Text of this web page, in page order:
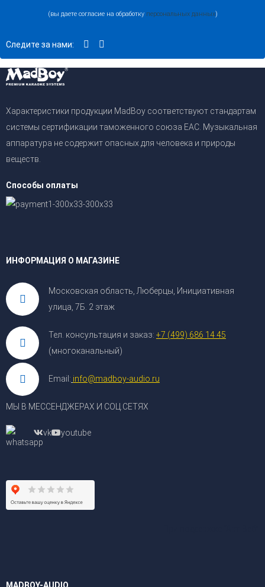
(вы даете согласие на обработку персональных данных)
Следите за нами:
Характеристики продукции MadBoy соответствуют стандартам
системы сертификации таможенного союза EAC. Музыкальная
аппаратура не содержит опасных для человека и природы
веществ.
Способы оплаты
ИНФОРМАЦИЯ О МАГАЗИНЕ
Московская область, Люберцы, Инициативная
улица, 7Б. 2 этаж
Тел. консультация и заказ: +7 (499) 686 14 45
(многоканальный)
Email: info@madboy-audio.ru
МЫ В МЕССЕНДЖЕРАХ И СОЦ.СЕТЯХ
vk youtube